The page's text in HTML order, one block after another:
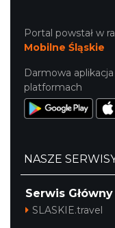
Portal powstał w
Mobilne Śląskie
Darmowa aplikacja
platformach
NASZE
Serwis Główny
SLASKIE.travel